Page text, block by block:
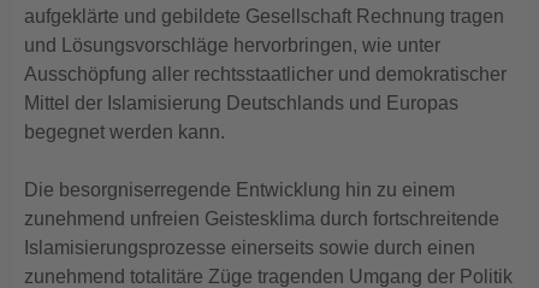
aufgeklärte und gebildete Gesellschaft Rechnung tragen
und Lösungsvorschläge hervorbringen, wie unter
Ausschöpfung aller rechtsstaatlicher und demokratischer
Mittel der Islamisierung Deutschlands und Europas
begegnet werden kann.
Die besorgniserregende Entwicklung hin zu einem
zunehmend unfreien Geistesklima durch fortschreitende
Islamisierungsprozesse einerseits sowie durch einen
zunehmend totalitäre Züge tragenden Umgang der Politik